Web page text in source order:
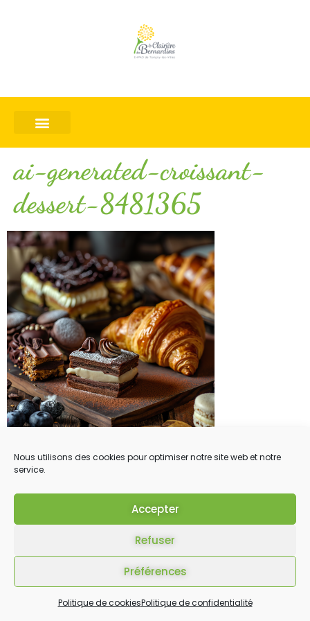
Nous utilisons des cookies pour optimiser notre site web et notre
service.
Accepter
Refuser
Préférences
Politique de cookiesPolitique de confidentialité
ai-generated-croissant-
dessert-8481365